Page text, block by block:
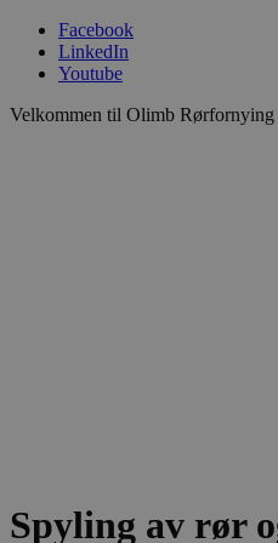
Facebook
LinkedIn
Youtube
Velkommen til Olimb Rørfornying
Spyling av rør